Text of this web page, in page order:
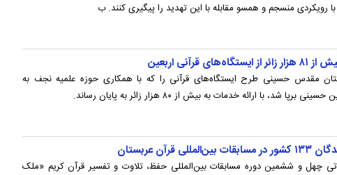
رویکردی منسجم و همسو مقابله با این تهدید را پیگیری کنند. ب
قرآنی اربعین
مقدس حسینی طرح ایستگاه‌های قرآنی را که با همکاری حوزه علمیه نجف به
برپا شد، با ارائه خدمات به بیش از ۸۰ هزار زائر به پایان رساند.
قرآن عربستان
چهل و ششمین دوره مسابقات بین‌المللی حفظ، تلاوت و تفسیر قرآن کریم «ملک